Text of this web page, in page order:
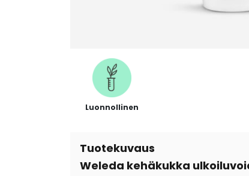
Luonnollinen
Tuotekuvaus
Weleda kehäkukka